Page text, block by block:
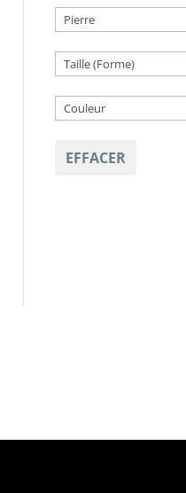
EFFACER